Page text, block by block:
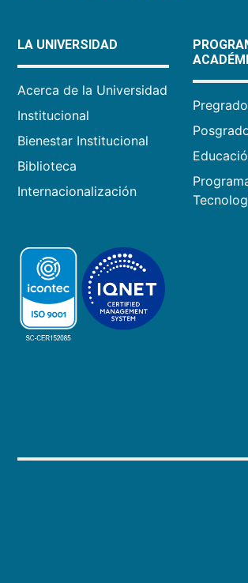
LA UNIVERSIDAD
Acerca de la Universidad
Institucional
Bienestar Institucional
Biblioteca
Internacionalización